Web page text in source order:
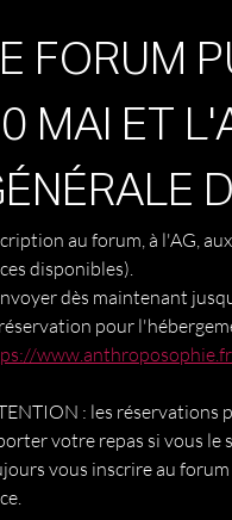
FORUM
MAI ET
au forum, à l'AG,
: les réservations
votre repas si vous le
vous inscrire au